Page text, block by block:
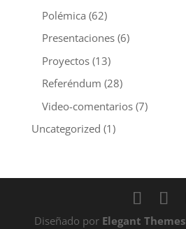
Polémica (62)
Presentaciones(6)
Proyectos(13)
Referéndum (28)
Video-comentarios(7)
Uncategorized (1)
Diseñado por Elegant Themes